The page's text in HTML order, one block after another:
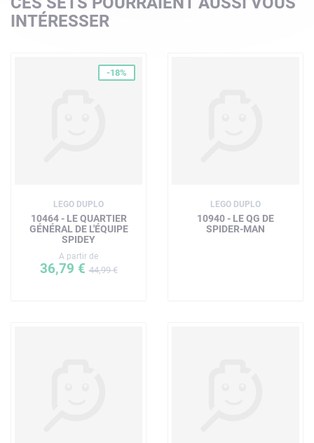
INTÉRESSER
-18%
LEGO DUPLO
10464 - LE QUARTIER
GÉNÉRAL DE L'ÉQUIPE
SPIDEY
A partir de
36,79 €44,99 €
LEGO DUPLO
10940 - LE QG DE
SPIDER-MAN